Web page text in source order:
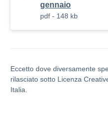
gennaio
pdf - 148 kb
Eccetto dove diversamente
rilasciato sotto Licenza
Italia.